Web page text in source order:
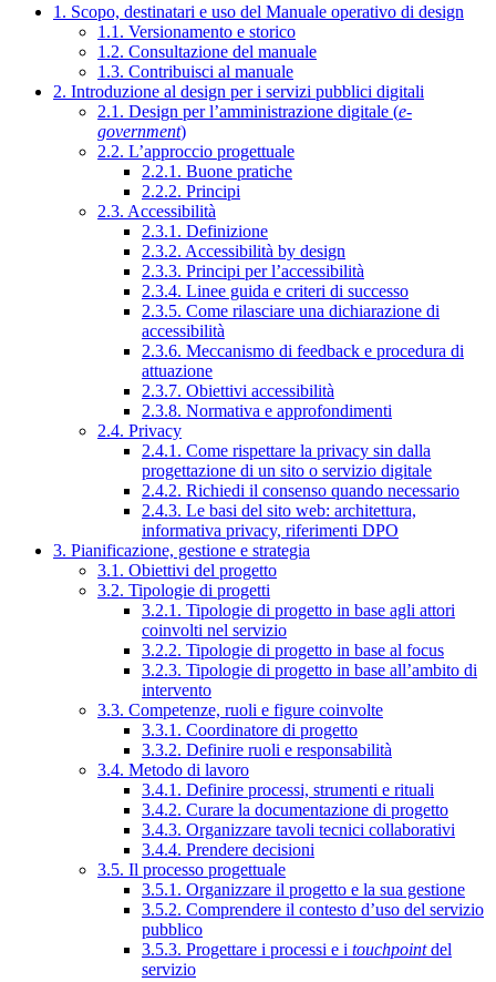
1. Scopo, destinatari e uso del Manuale operativo di design
1.1. Versionamento e storico
1.2. Consultazione del manuale
1.3. Contribuisci al manuale
2. Introduzione al design per i servizi pubblici digitali
2.1. Design per l’amministrazione digitale (e-
government)
2.2. L’approccio progettuale
2.2.1. Buone pratiche
2.2.2. Principi
2.3. Accessibilità
2.3.1. Definizione
2.3.2. Accessibilità by design
2.3.3. Principi per l’accessibilità
2.3.4. Linee guida e criteri di successo
2.3.5. Come rilasciare una dichiarazione di
accessibilità
2.3.6. Meccanismo di feedback e procedura di
attuazione
2.3.7. Obiettivi accessibilità
2.3.8. Normativa e approfondimenti
2.4. Privacy
2.4.1. Come rispettare la privacy sin dalla
progettazione di un sito o servizio digitale
2.4.2. Richiedi il consenso quando necessario
2.4.3. Le basi del sito web: architettura,
informativa privacy, riferimenti DPO
3. Pianificazione, gestione e strategia
3.1. Obiettivi del progetto
3.2. Tipologie di progetti
3.2.1. Tipologie di progetto in base agli attori
coinvolti nel servizio
3.2.2. Tipologie di progetto in base al focus
3.2.3. Tipologie di progetto in base all’ambito di
intervento
3.3. Competenze, ruoli e figure coinvolte
3.3.1. Coordinatore di progetto
3.3.2. Definire ruoli e responsabilità
3.4. Metodo di lavoro
3.4.1. Definire processi, strumenti e rituali
3.4.2. Curare la documentazione di progetto
3.4.3. Organizzare tavoli tecnici collaborativi
3.4.4. Prendere decisioni
3.5. Il processo progettuale
3.5.1. Organizzare il progetto e la sua gestione
3.5.2. Comprendere il contesto d’uso del servizio
pubblico
3.5.3. Progettare i processi e i touchpointdel
servizio